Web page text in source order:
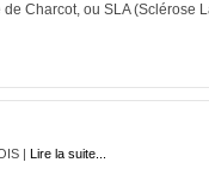
Charcot, ou SLA (Sclérose
| Lire la suite...